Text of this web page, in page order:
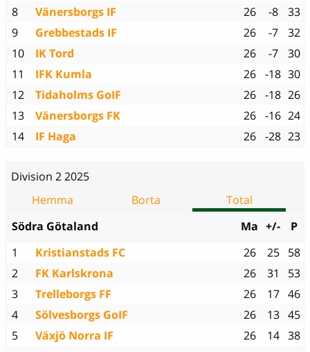
8
Vänersborgs IF 26 -8
33
9
Grebbestads IF 26 -7
32
10
IK Tord 26 -7
30
11
IFK Kumla 26 -18 30
12
Tidaholms GoIF 26 -18 26
13
Vänersborgs FK 26 -16 24
14
IF Haga 26 -28 23
Division 2 2025
Hemma
Borta
Total
Södra Götaland
Ma +/-
P
1
Kristianstads FC 26 25
58
2
FK Karlskrona 26 31
53
3
Trelleborgs FF 26 17 46
4
Sölvesborgs GoIF 26 13 45
5
Växjö Norra IF 26 14 38